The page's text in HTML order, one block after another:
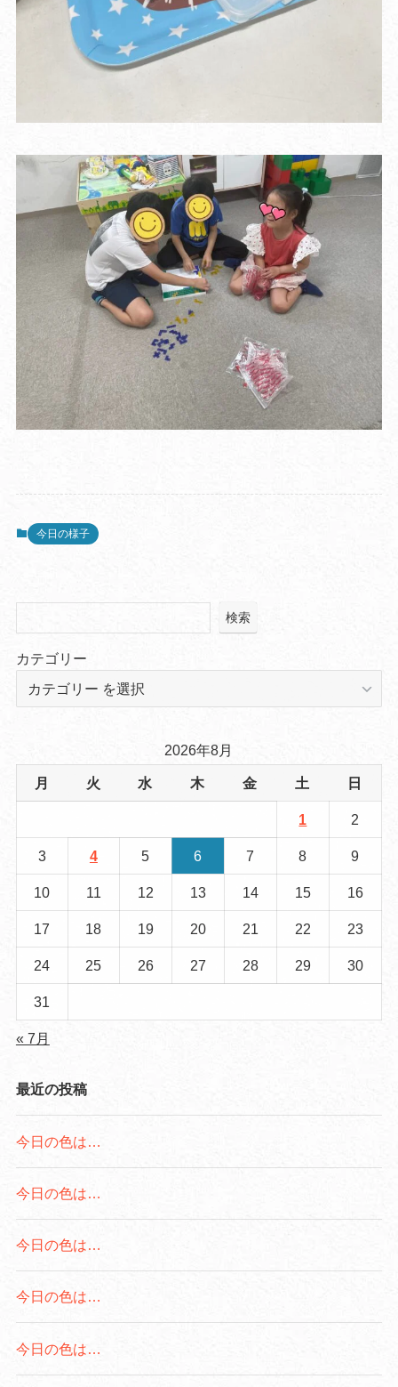
今日の様子
検索
カテゴリー
2026年8月
月 火 水 木 金 土 日
1 2
3 4 5 6 7 8 9
10 11 12 13 14 15 16
17 18 19 20 21 22 23
24 25 26 27 28 29 30
31
« 7月
最近の投稿
今日の色は…
今日の色は…
今日の色は…
今日の色は…
今日の色は…